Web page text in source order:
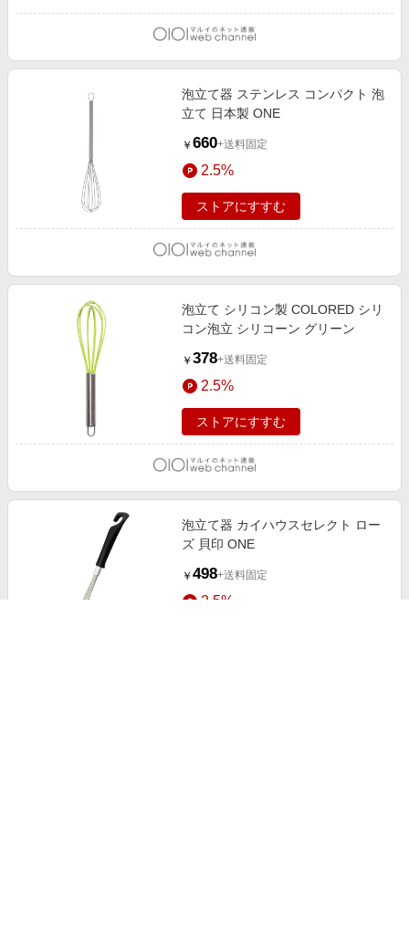
泡立て器 ステンレス コンパクト 泡
立て 日本製 ONE
￥ 660+送料固定
2.5%
ストアにすすむ
泡立て シリコン製 COLORED シリ
コン泡立 シリコーン グリーン
￥ 378+送料固定
2.5%
ストアにすすむ
泡立て器 カイハウスセレクト ロー
ズ 貝印 ONE
￥ 498+送料固定
2.5%